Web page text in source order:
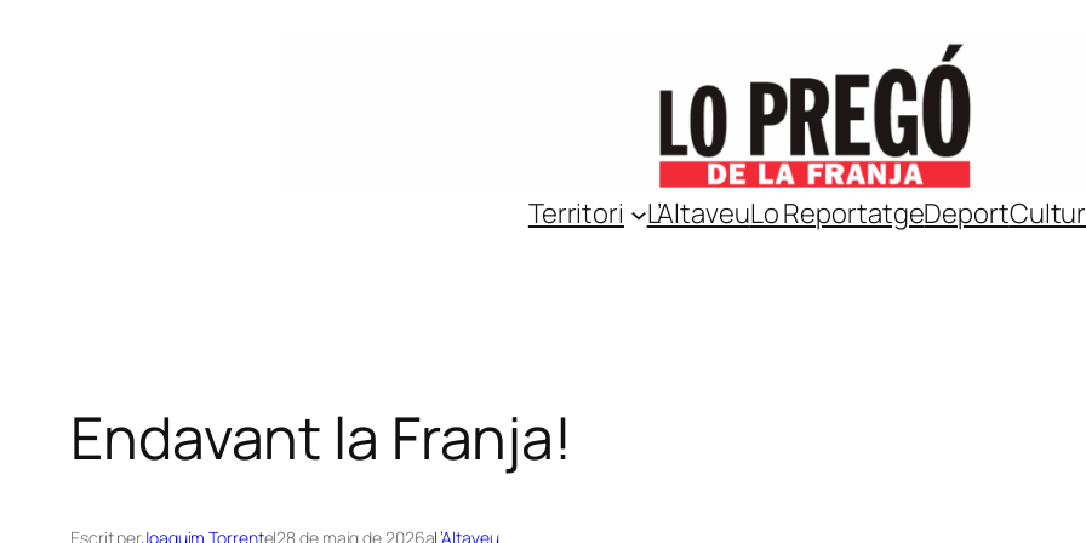
Territori L’AltaveuLo ReportatgeDeport
Endavant la Franja!
Escrit perJoaquim Torrentel28 de maig de 2026aL’Altaveu